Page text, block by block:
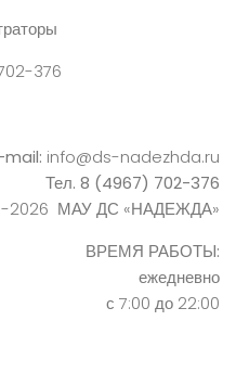
376
mail: info@ds-nadezhda.ru
Тел. 8 (4967) 702-376
2026 МАУ ДС «НАДЕЖДА»
ВРЕМЯ РАБОТЫ:
ежедневно
с 7:00 до 22:00